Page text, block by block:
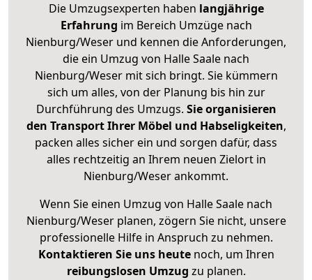
Die Umzugsexperten haben langjährige
Erfahrung im Bereich Umzüge nach
Nienburg/Weser und kennen die Anforderungen,
die ein Umzug von Halle Saale nach
Nienburg/Weser mit sich bringt. Sie kümmern
sich um alles, von der Planung bis hin zur
Durchführung des Umzugs. Sie organisieren
den Transport Ihrer Möbel und Habseligkeiten,
packen alles sicher ein und sorgen dafür, dass
alles rechtzeitig an Ihrem neuen Zielort in
Nienburg/Weser ankommt.
Wenn Sie einen Umzug von Halle Saale nach
Nienburg/Weser planen, zögern Sie nicht, unsere
professionelle Hilfe in Anspruch zu nehmen.
Kontaktieren Sie uns heutenoch, um Ihren
reibungslosen Umzug zu planen.